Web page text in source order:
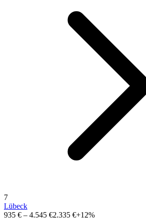
7
Lübeck
935 € – 4.545 €2.335 €+12%